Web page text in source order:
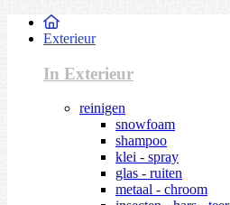
Exterieur
In Exterieur
reinigen
snowfoam
shampoo
klei - spray
glas - ruiten
metaal - chroom